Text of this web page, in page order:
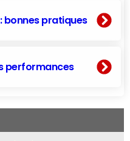
bonnes pratiques
performances